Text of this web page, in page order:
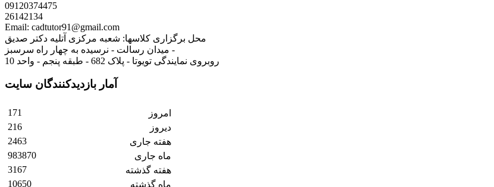
09120374475
26142134
Email: cadtutor91@gmail.com
محل برگزاری کلاسها: شعبه مرکزی آتلیه دکتر صدیق
میدان رسالت - نرسیده به چهار راه سرسبز -
روبروی نمایندگی تویوتا - پلاک 682 - طبقه پنجم - واحد 10
آمار بازدیدکنندگان سایت
امروز
دیروز
هفته جاری
ماه جاری
هفته گذشته
ماه گذشته
171
216
2463
983870
3167
10650